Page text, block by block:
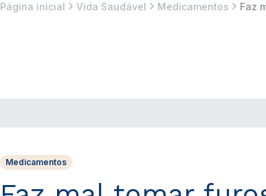
Página inicial Vida Saudável Medicamentos Faz
Medicamentos